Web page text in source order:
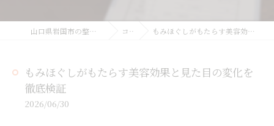
山口県岩国市の整体ならyukicoサロン コラム もみほぐしがもたらす美容効果と見た目の変化を徹底検証
もみほぐしがもたらす美容効果と見た目の変化を
徹底検証
2026/06/30